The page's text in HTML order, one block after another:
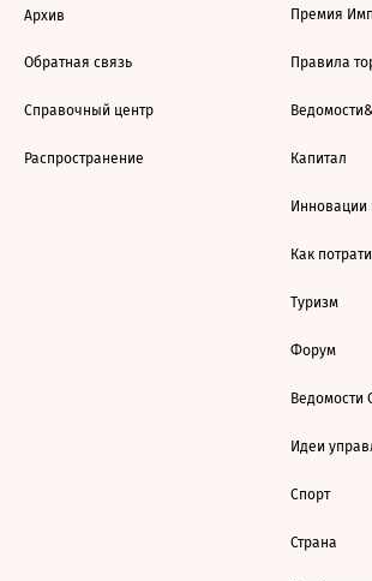
Архив
Обратная связь
Справочный центр
Распространение
Премия
Правила
Ведомости&
Капитал
Инновации
Как
Туризм
Форум
Ведомости
Идеи
Спорт
Страна